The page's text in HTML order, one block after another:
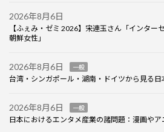
2026年8月6日
【ふぇみ・ゼミ 2026】宋連玉さん「インター
朝鮮女性」
2026年8月6日 一般
台湾・シンガポール・湖南・ドイツから見る日
2026年8月6日 一般
日本におけるエンタメ産業の諸問題：漫画や